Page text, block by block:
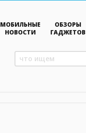
МОБИЛЬНЫЕ
НОВОСТИ
ОБЗОРЫ
ГАДЖЕТОВ